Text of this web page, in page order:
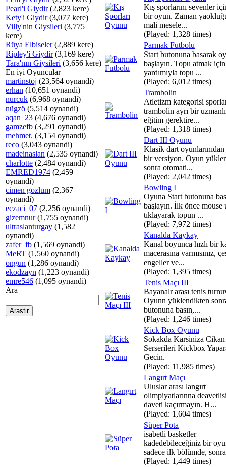
Pearl'i Giydir(2,823 kere)
Kety'i Giydir(3,077 kere)
Villy'nin Giysileri (3,775
kere)
Rüya Elbiseler(2,889 kere)
Ripley'i Giydir(3,169 kere)
Tara'nın Giysileri (3,656 kere)
En iyi Oyuncular
martinstoj (23,564 oynandi)
erhan (10,651 oynandi)
nurcuk (6,968 oynandi)
nügzö (5,514 oynandi)
aqan_23 (4,676 oynandi)
gamzefb (3,291 oynandi)
mehmet. (3,154 oynandi)
reco (3,043 oynandi)
madeinaslan (2,535 oynandi)
charlotte (2,484 oynandi)
EMRED1974 (2,459
oynandi)
cimen gozlum (2,367
oynandi)
eczaci_07 (2,256 oynandi)
gizemnur(1,755 oynandi)
ultraslanturgay (1,582
oynandi)
zafer_fb (1,569 oynandi)
MeRT (1,560 oynandi)
ongun (1,286 oynandi)
ekodzayn (1,223 oynandi)
emre546 (1,095 oynandi)
Ara
Kış sporlarını sevenler
bir oyun. Zaman
mali mesele...
(Played: 1,328 times)
Parmak Futbolu
Start butonuna basarak
başlayın. Topu atmak
yardımıyla topu ...
(Played: 6,012 times)
Trambolin
Atletizm kategorisi
trambolin ayrı bir
eğitim gerektire...
(Played: 1,318 times)
Dart III Oyunu
Klasik dart oyunlarınıdan
bir versiyon. Oyun
sonra otomati...
(Played: 2,042 times)
Bowling I
Oyuna Start butonuna
başlayın. İlk önce mouse
tıklayarak topun ...
(Played: 7,972 times)
Kanalda Kaykay
Kanal boyunca hızlı bir
macerasına varmısınız,
engeller ve...
(Played: 1,395 times)
Tenis Maçı III
Bayanalr arası tenis
Oyunn yüklendikten
butonuna basın,...
(Played: 1,246 times)
Kick Box Oyunu
Sokakda Karsiniza Cikan
Serserileri Kickbox
Gecin.
(Played: 11,985 times)
Langırt Maçı
Uluslar arası langırt
olimpiyatlarınna
daveti kaçırmayın. H...
(Played: 1,604 times)
Süper Pota
isabetli basketler
kadedebileceğiniz bir
sadece ilk bölümde,
(Played: 1,449 times)